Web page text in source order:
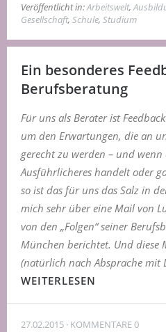
Veröffentlicht in:Arbeitswelt,
Gesellschaft, Schule, Studium
Ein besonderes
Berufsberatung
Für uns als Berater ist
um den Erwartungen, die an
gerecht zu werden – und wenn
Ausführlicheres handelt oder
so ist das für uns das Salz in
mich sehr über eine Mail von
von den „Folgen“ seiner
München berichtet. Und diese
(natürlich nach Absprache mit
WEITERLESEN
27.02.2015 KOMMENTARE 0